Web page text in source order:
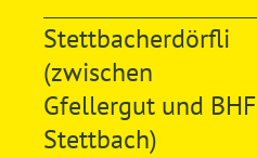
Stettbacherdörfli
(zwischen
Gfellergut und BHF
Stettbach)